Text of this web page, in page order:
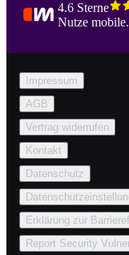
4.6 Sterne
Nutze
Impressum
AGB
Vertrag widerrufen
Kontakt
Datenschutz
Erklärung zur
Report Security